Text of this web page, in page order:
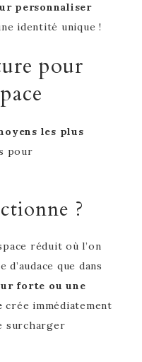
personnaliser
identité unique !
pour
les plus
pour
?
réduit où l’on
que dans
forte ou une
crée immédiatement
surcharger